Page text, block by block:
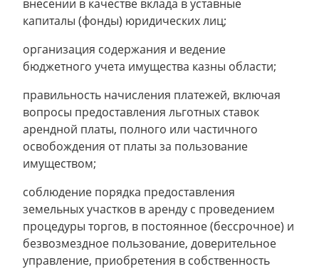
внесении в качестве вклада в уставные
капиталы (фонды) юридических лиц;
организация содержания и ведение
бюджетного учета имущества казны области;
правильность начисления платежей, включая
вопросы предоставления льготных ставок
арендной платы, полного или частичного
освобождения от платы за пользование
имуществом;
соблюдение порядка предоставления
земельных участков в аренду с проведением
процедуры торгов, в постоянное (бессрочное) и
безвозмездное пользование, доверительное
управление, приобретения в собственность